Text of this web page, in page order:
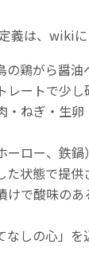
義は、wikiに
の鶏がら醤油
レートで少
・ねぎ・生
ーロー、鉄鍋
た状態で提供
けで酸味の
なしの心」を